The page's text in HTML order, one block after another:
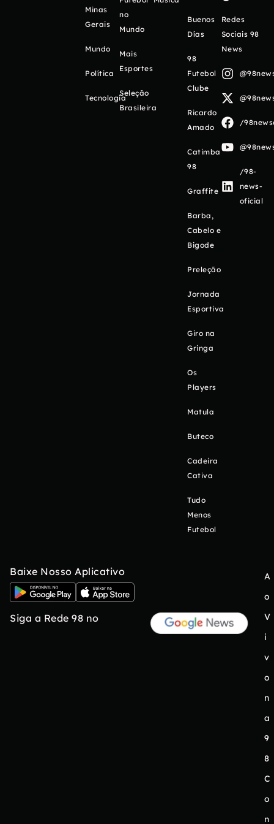
Minas
Gerais
Mundo
Política
Tecnologia
no
Mundo
Mais
Esportes
Seleção
Brasileira
Buenos
Días
98
Futebol
Clube
Ricardo
Amado
Catimba
98
Graffite
Barba,
Cabelo e
Bigode
Preleção
Jornada
Esportiva
Giro na
Gringa
Os
Players
Matula
Buteco
Cadeira
Cativa
Tudo
Menos
Futebol
Redes
Sociais 98
News
/
/98-
news-
oficial
Baixe Nosso Aplicativo
Siga a Rede 98 no
A
o
V
i
v
o
n
a
9
8
C
o
n